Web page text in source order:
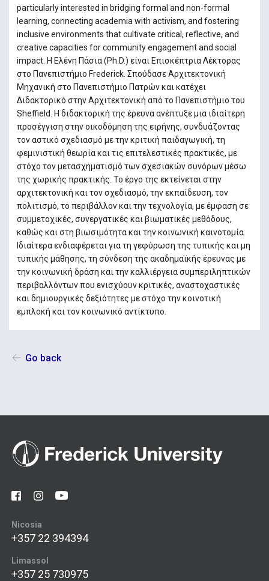
particularly interested in bridging formal and non-formal
learning, connecting academia with activism, and fostering
inclusive environments that cultivate critical, reflective, and
creative capacities for community engagement and social
impact. Η Ελένη Πάσια (Ph.D.) είναι Επισκέπτρια Λέκτορας
στο Πανεπιστήμιο Frederick. Σπούδασε Αρχιτεκτονική
Μηχανική στο Πανεπιστήμιο Πατρών και κατέχει
Διδακτορικό στην Αρχιτεκτονική από το Πανεπιστήμιο του
Sheffield. Η διδακτορική της έρευνα ανέπτυξε μια ιδιαίτερη
προσέγγιση στην οικοδόμηση της ειρήνης, συνδυάζοντας
τον αστικό σχεδιασμό με την κριτική παιδαγωγική, τη
φεμινιστική θεωρία και τις επιτελεστικές πρακτικές, με
στόχο τον μετασχηματισμό των σχεσιακών συνόρων μέσω
της χωρικής πρακτικής. Το έργο της εκτείνεται στην
αρχιτεκτονική και τον σχεδιασμό, την εκπαίδευση, τον
πολιτισμό, το περιβάλλον και την τεχνολογία, με έμφαση σε
συμμετοχικές, συνεργατικές και βιωματικές μεθόδους,
καθώς και στη βιωσιμότητα και την κοινωνική καινοτομία.
Ιδιαίτερα ενδιαφέρεται για τη γεφύρωση της τυπικής και μη
τυπικής μάθησης, τη σύνδεση της ακαδημαϊκής έρευνας με
την κοινωνική δράση και την καλλιέργεια συμπεριληπτικών
περιβαλλόντων που ενισχύουν κριτικές, αναστοχαστικές
και δημιουργικές δεξιότητες με στόχο την κοινοτική
εμπλοκή και τον κοινωνικό αντίκτυπο.
Go back
Nicosia
+357 22 394394
Limassol
+357 25 730975